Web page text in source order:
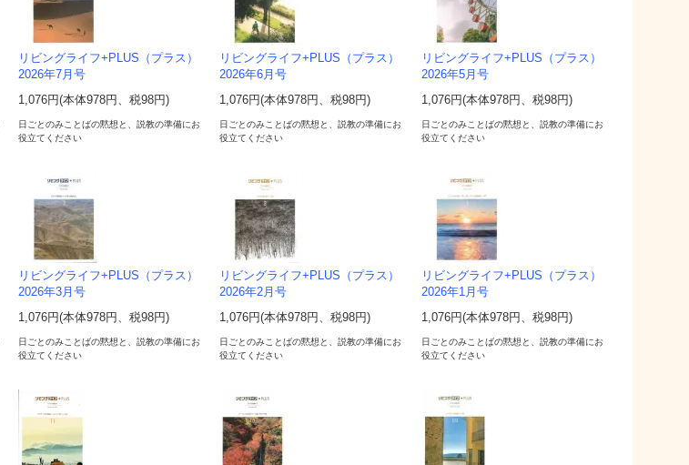
リビングライフ+PLUS（プラス）
2026年7月号
1,076円(本体978円、税98円)
日ごとのみことばの黙想と、説教の準備にお
役立てください
リビングライフ+PLUS（プラス）
2026年6月号
1,076円(本体978円、税98円)
日ごとのみことばの黙想と、説教の準備にお
役立てください
リビングライフ+PLUS（プラス）
2026年5月号
1,076円(本体978円、税98円)
日ごとのみことばの黙想と、説教の準備にお
役立てください
リビングライフ+PLUS（プラス）
2026年3月号
1,076円(本体978円、税98円)
日ごとのみことばの黙想と、説教の準備にお
役立てください
リビングライフ+PLUS（プラス）
2026年2月号
1,076円(本体978円、税98円)
日ごとのみことばの黙想と、説教の準備にお
役立てください
リビングライフ+PLUS（プラス）
2026年1月号
1,076円(本体978円、税98円)
日ごとのみことばの黙想と、説教の準備にお
役立てください